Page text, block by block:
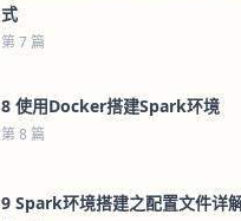
式
第 7 篇
8 使用Docker搭建Spark环境
第 8 篇
9 Spark环境搭建之配置文件详